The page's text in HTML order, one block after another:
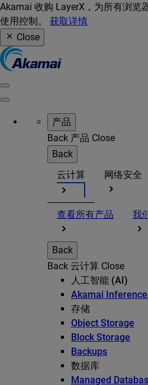
Akamai 收购 LayerX，为所有浏览
使用控制。 获取详情
Close
产品
Back 产品 Close
Back
云计算
网络安全
查看所有产品 我
Back
Back 云计算 Close
人工智能 (AI)
Akamai Inference
存储
Object Storage
Block Storage
Backups
数据库
Managed